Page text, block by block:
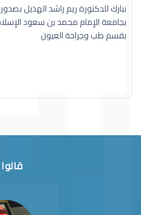
نبارك للدكتورة ريم راشد الهذيل
بجامعة الإمام محمد بن سعود
بقسم طب وجراحة العيون